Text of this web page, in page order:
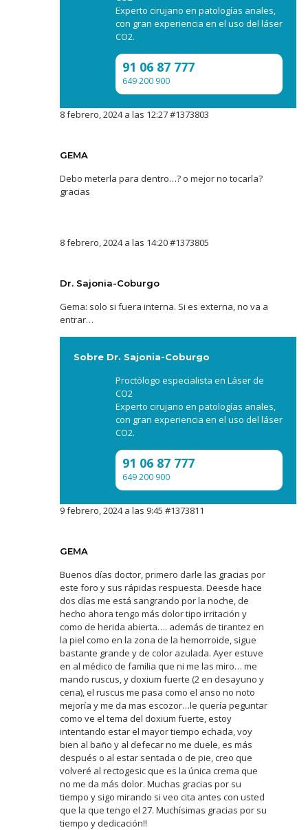
Experto cirujano en patologías anales,
con gran experiencia en el uso del láser
CO2.
91 06 87 777
649 200 900
8 febrero, 2024 a las 12:27#1373803
GEMA
Debo meterla para dentro…? o mejor no tocarla?
gracias
8 febrero, 2024 a las 14:20#1373805
Dr. Sajonia-Coburgo
Gema: solo si fuera interna. Si es externa, no va a
entrar…
Sobre Dr. Sajonia-Coburgo
Proctólogo especialista en Láser de
CO2
Experto cirujano en patologías anales,
con gran experiencia en el uso del láser
CO2.
91 06 87 777
649 200 900
9 febrero, 2024 a las 9:45 #1373811
GEMA
Buenos días doctor, primero darle las gracias por
este foro y sus rápidas respuesta. Deesde hace
dos días me está sangrando por la noche, de
hecho ahora tengo más dolor tipo irritación y
como de herida abierta…. además de tirantez en
la piel como en la zona de la hemorroide, sigue
bastante grande y de color azulada. Ayer estuve
en al médico de familia que ni me las miro… me
mando ruscus, y doxium fuerte (2 en desayuno y
cena), el ruscus me pasa como el anso no noto
mejoría y me da mas escozor…le quería peguntar
como ve el tema del doxium fuerte, estoy
intentando estar el mayor tiempo echada, voy
bien al baño y al defecar no me duele, es más
después o al estar sentada o de pie, creo que
volveré al rectogesic que es la única crema que
no me da más dolor. Muchas gracias por su
tiempo y sigo mirando si veo cita antes con usted
que la que tengo el 27. Muchísimas gracias por su
tiempo y dedicación!!